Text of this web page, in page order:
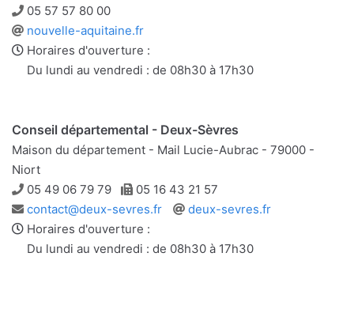
Téléphone
05 57 57 80 00
Site
web
nouvelle-aquitaine.fr
Horaires d'ouverture :
Du lundi au vendredi : de 08h30 à 17h30
Conseil départemental - Deux-Sèvres
Maison du département - Mail Lucie-Aubrac - 79000 -
Niort
Téléphone
05 49 06 79 79 Télécopie
05 16 43 21 57
Adresse
e-
mail
contact@deux-sevres.fr
Site
deux-sevres.fr
Horaires d'ouverture :
Du lundi au vendredi : de 08h30 à 17h30